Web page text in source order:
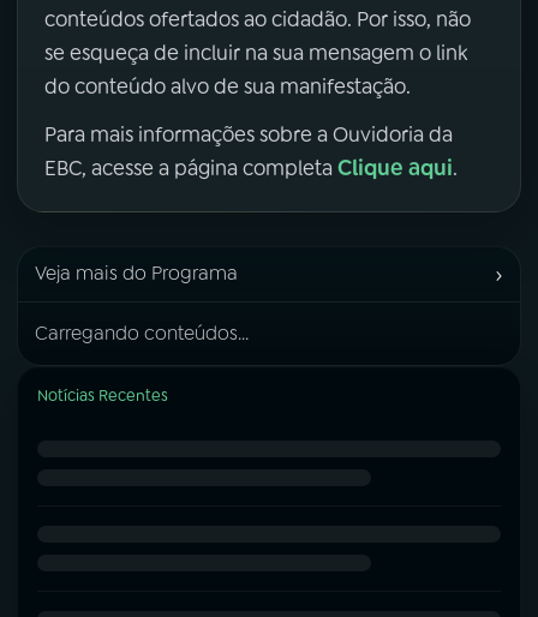
conteúdos ofertados ao cidadão. Por isso, não
se esqueça de incluir na sua mensagem o link
do conteúdo alvo de sua manifestação.
Para mais informações sobre a Ouvidoria da
EBC, acesse a página completa Clique aqui.
Veja mais do Programa ›
Carregando conteúdos...
Notícias Recentes